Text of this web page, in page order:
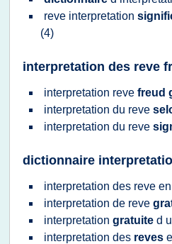
reve interpretation
(4)
interpretation des reve
interpretation reve freud
interpretation du reve
interpretation du reve
dictionnaire
interpretation des reve en
interpretation de reve
interpretation gratuite d
interpretation des reves